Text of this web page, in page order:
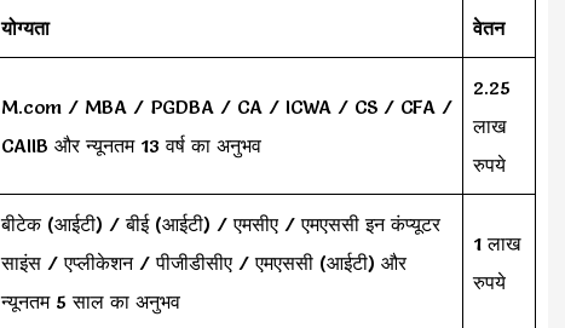
योग्यता वेतन
M.com / MBA / PGDBA / CA / ICWA / CS / CFA /
CAIIB और न्यूनतम 13 वर्ष का अनुभव
2.25
लाख
रुपये
बीटेक (आईटी) / बीई (आईटी) / एमसीए / एमएससी इन कंप्यूटर
साइंस / एप्लीकेशन / पीजीडीसीए / एमएससी (आईटी) और
न्यूनतम 5 साल का अनुभव
1 लाख
रुपये